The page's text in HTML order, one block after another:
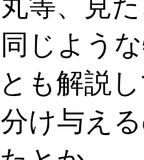
じよう
も解説
け与え